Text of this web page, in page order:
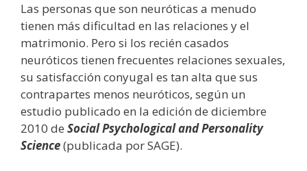
Las personas que son neuróticas a menudo
tienen más dificultad en las relaciones y el
matrimonio. Pero si los recién casados
neuróticos tienen frecuentes relaciones sexuales,
su satisfacción conyugal es tan alta que sus
contrapartes menos neuróticos, según un
estudio publicado en la edición de diciembre
2010 de Social Psychological and Personality
Science(publicada por SAGE).